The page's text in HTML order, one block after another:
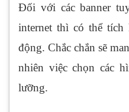
Đối với các banner
internet thì có thể tích
động. Chắc chắn sẽ
nhiên việc chọn các
lưỡng.